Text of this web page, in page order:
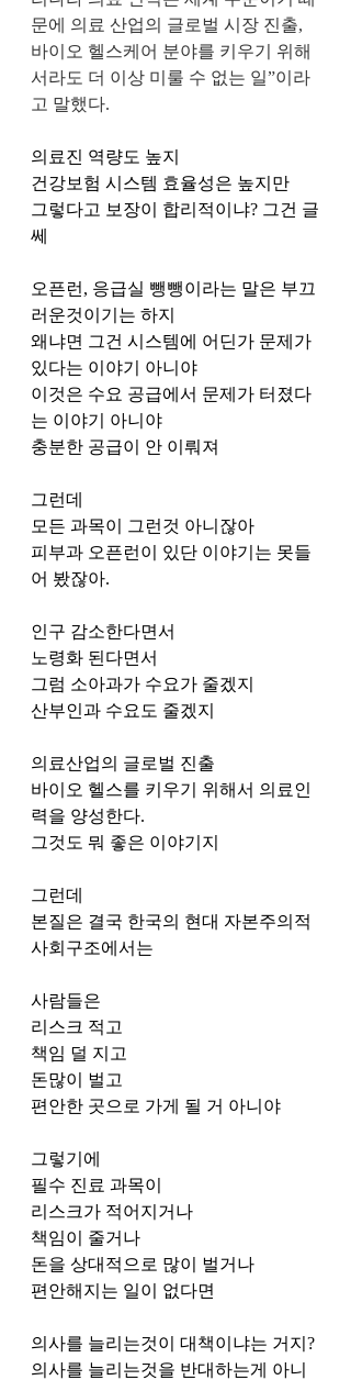
문에 의료 산업의 글로벌 시장 진출,
바이오 헬스케어 분야를 키우기 위해
서라도 더 이상 미룰 수 없는 일”이라
고 말했다.
의료진 역량도 높지
건강보험 시스템 효율성은 높지만
그렇다고 보장이 합리적이냐? 그건 글
쎄
오픈런, 응급실 뺑뺑이라는 말은 부끄
러운것이기는 하지
왜냐면 그건 시스템에 어딘가 문제가
있다는 이야기 아니야
이것은 수요 공급에서 문제가 터졌다
는 이야기 아니야
충분한 공급이 안 이뤄져
그런데
모든 과목이 그런것 아니잖아
피부과 오픈런이 있단 이야기는 못들
어 봤잖아.
인구 감소한다면서
노령화 된다면서
그럼 소아과가 수요가 줄겠지
산부인과 수요도 줄겠지
의료산업의 글로벌 진출
바이오 헬스를 키우기 위해서 의료인
력을 양성한다.
그것도 뭐 좋은 이야기지
그런데
본질은 결국 한국의 현대 자본주의적
사회구조에서는
사람들은
리스크 적고
책임 덜 지고
돈많이 벌고
편안한 곳으로 가게 될 거 아니야
그렇기에
필수 진료 과목이
리스크가 적어지거나
책임이 줄거나
돈을 상대적으로 많이 벌거나
편안해지는 일이 없다면
의사를 늘리는것이 대책이냐는 거지?
의사를 늘리는것을 반대하는게 아니